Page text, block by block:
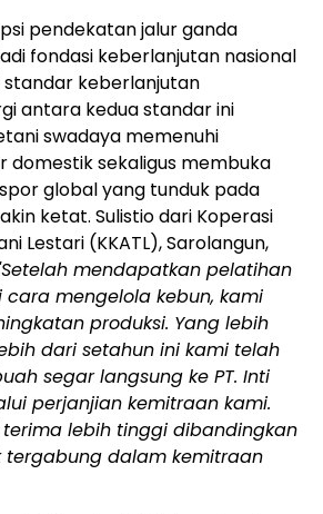
pendekatan jalur ganda
fondasi keberlanjutan nasional
standar keberlanjutan
antara kedua standar ini
swadaya memenuhi
domestik sekaligus membuka
global yang tunduk pada
ketat. Sulistio dari Koperasi
Lestari (KKATL), Sarolangun,
mendapatkan pelatihan
mengelola kebun, kami
produksi. Yang lebih
dari setahun ini kami telah
segar langsung ke PT. Inti
perjanjian kemitraan kami.
lebih tinggi dibandingkan
dalam kemitraan